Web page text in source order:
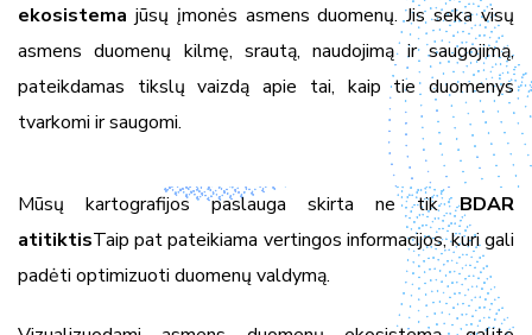
ekosistema jūsų įmonės asmens duomenų. Jis seka visų
asmens duomenų kilmę, srautą, naudojimą ir saugojimą,
pateikdamas tikslų vaizdą apie tai, kaip tie duomenys
tvarkomi ir saugomi.
Mūsų kartografijos paslauga skirta ne tikBDAR
atitiktisTaip pat pateikiama vertingos informacijos, kuri gali
padėti optimizuoti duomenų valdymą.